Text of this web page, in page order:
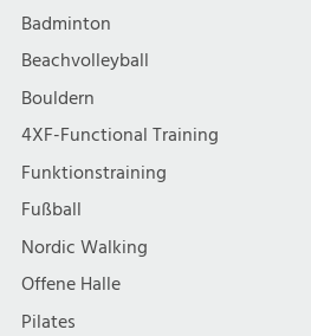
Badminton
Beachvolleyball
Bouldern
4XF-Functional Training
Funktionstraining
Fußball
Nordic Walking
Offene Halle
Pilates